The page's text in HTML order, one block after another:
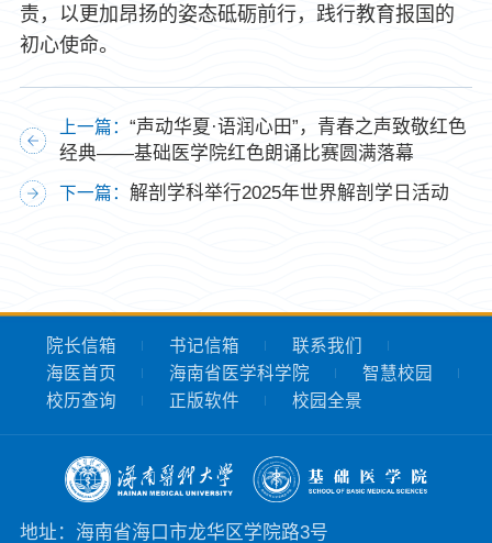
责，以更加昂扬的姿态砥砺前行，践行教育报国的
初心使命。
上一篇： “声动华夏·语润心田”，青春之声致敬红色
经典——基础医学院红色朗诵比赛圆满落幕
下一篇： 解剖学科举行2025年世界解剖学日活动
院长信箱 书记信箱
联系我们
海医首页
海南省医学科学院
智慧校园
校历查询
正版软件 校园全景
地址：海南省海口市龙华区学院路3号